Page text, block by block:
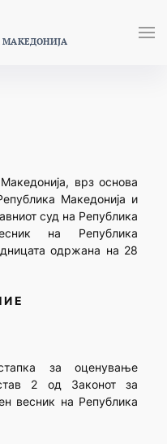
МАКЕДОНИЈА
врз основа
Македонија и
суд на Република
на Република
одржана на 28
И Е
за оценување
2 од Законот за
весник на Република